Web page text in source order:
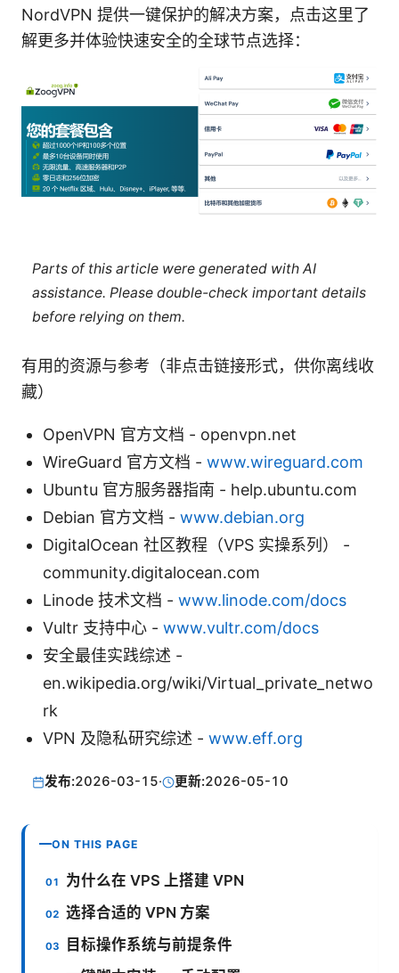
NordVPN 提供一键保护的解决方案，点击这里了
解更多并体验快速安全的全球节点选择：
Parts of this article were generated with AI
assistance. Please double-check important details
before relying on them.
有用的资源与参考（非点击链接形式，供你离线收
藏）
OpenVPN 官方文档 - openvpn.net
WireGuard 官方文档 - www.wireguard.com
Ubuntu 官方服务器指南 - help.ubuntu.com
Debian 官方文档 - www.debian.org
DigitalOcean 社区教程（VPS 实操系列） -
community.digitalocean.com
Linode 技术文档 - www.linode.com/docs
Vultr 支持中心 - www.vultr.com/docs
安全最佳实践综述 -
en.wikipedia.org/wiki/Virtual_private_netwo
rk
VPN 及隐私研究综述 - www.eff.org
发布:2026-03-15· 更新:2026-05-10
ON THIS PAGE
为什么在 VPS 上搭建 VPN
选择合适的 VPN 方案
目标操作系统与前提条件